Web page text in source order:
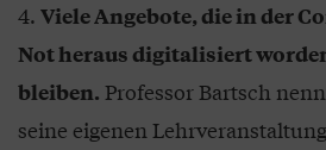
Viele Angebote, die in der
Not heraus digitalisiert
bleiben. Professor Bartsch
seine eigenen